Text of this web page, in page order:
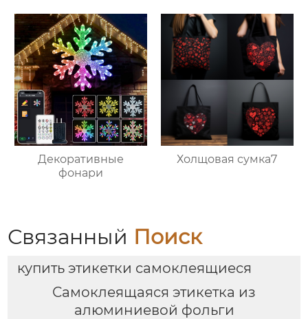
Декоративные
фонари
Холщовая сумка7
Связанный Поиск
купить этикетки самоклеящиеся
Самоклеящаяся этикетка из
алюминиевой фольги